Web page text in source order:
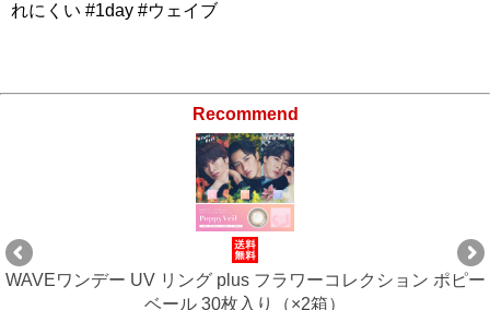
れにくい #1day #ウェイブ
Recommend
WAVEワンデー UV リング plus フラワーコレクション ポピ
ベール 30枚入り（×4箱）